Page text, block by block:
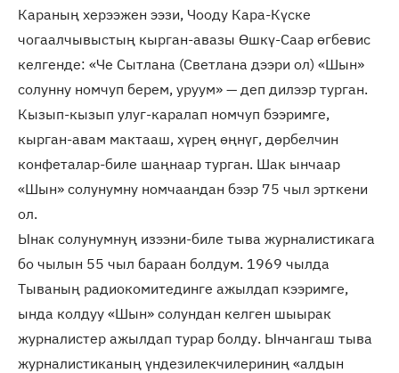
Караның херээжен ээзи, Чооду Кара-Күске
чогаалчывыстың кырган-авазы Өшкү-Саар өгбевис
келгенде: «Че Сытлана (Светлана дээри ол) «Шын»
солунну номчуп берем, уруум» — деп дилээр турган.
Кызып-кызып улуг-каралап номчуп бээримге,
кырган-авам мактааш, хүрең өңнүг, дөрбелчин
конфеталар-биле шаңнаар турган. Шак ынчаар
«Шын» солунумну номчаандан бээр 75 чыл эрткени
ол.
Ынак солунумнуң изээни-биле тыва журналистикага
бо чылын 55 чыл бараан болдум. 1969 чылда
Тываның радиокомитединге ажылдап кээримге,
ында колдуу «Шын» солундан келген шыырак
журналистер ажылдап турар болду. Ынчангаш тыва
журналистиканың үндезилекчилериниң «алдын